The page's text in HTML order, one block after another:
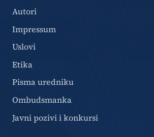
Autori
Impressum
Uslovi
Etika
Pisma uredniku
Ombudsmanka
Javni pozivi i konkursi